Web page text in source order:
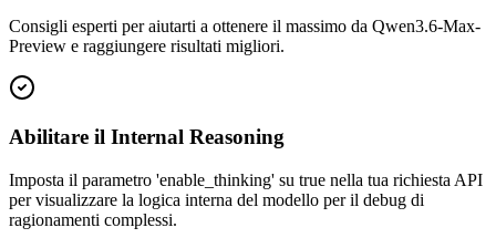
Consigli esperti per aiutarti a ottenere il massimo da Qwen3.6-Max-
Preview e raggiungere risultati migliori.
Abilitare il Internal Reasoning
Imposta il parametro 'enable_thinking' su true nella tua richiesta API
per visualizzare la logica interna del modello per il debug di
ragionamenti complessi.